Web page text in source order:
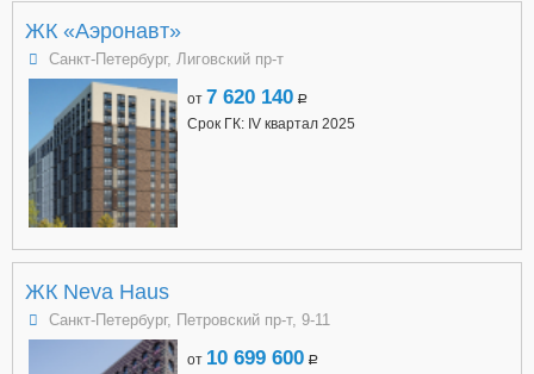
ЖК «Аэронавт»
Санкт-Петербург, Лиговский пр-т
от 7 620 140 a
Срок ГК: IV квартал 2025
ЖК Neva Haus
Санкт-Петербург, Петровский пр-т, 9-11
от 10 699 600 a